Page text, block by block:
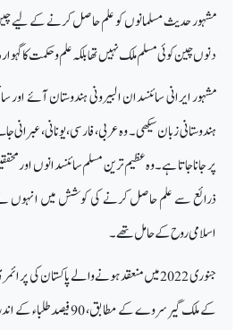
مشہور حدیث مسلمانوں کو علم حاصل کرنے کے لیے
دنوں چین کوئی مسلم ملک نہیں تھا بلکہ علم و حکمت کا
مشہور ایرانی سائنسدان البیرونی ہندوستان آئے
ہندوستانی زبان سیکھی۔ وہ عربی، فارسی، یونانی، عبرانی
پر جانا جاتا ہے۔ وہ عظیم ترین مسلم سائنسدانوں اور
ذرائع سے علم حاصل کرنے کی کوشش میں انہوں
اسلامی روح کے حامل تھے۔
جنوری 2022 میں منعقد ہونے والے پاکستان کی
کے ملک گیر سروے کے